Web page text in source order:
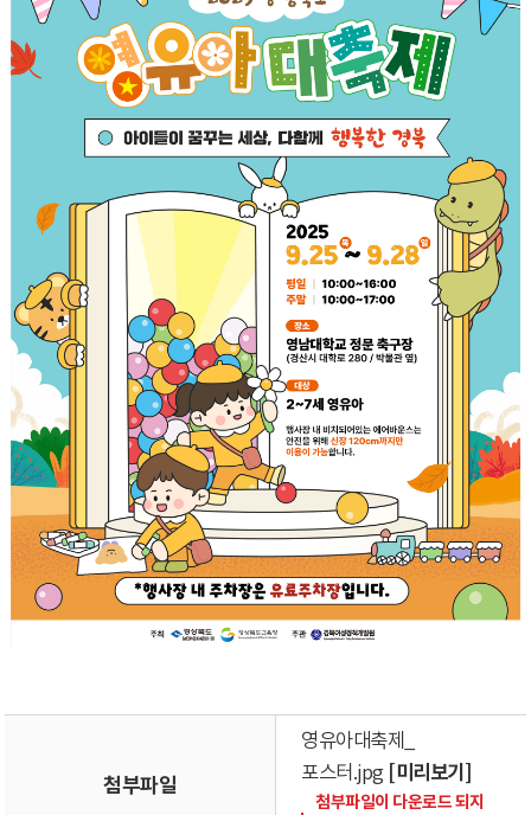
첨부파일
영유아대축제_
포스터.jpg
[미리보기]
첨부파일이 다운로드 되지